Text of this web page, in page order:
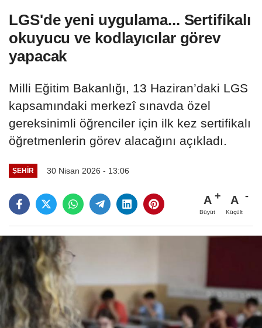
LGS'de yeni uygulama... Sertifikalı
okuyucu ve kodlayıcılar görev
yapacak
Milli Eğitim Bakanlığı, 13 Haziran’daki LGS
kapsamındaki merkezî sınavda özel
gereksinimli öğrenciler için ilk kez sertifikalı
öğretmenlerin görev alacağını açıkladı.
ŞEHIR 30 Nisan 2026 - 13:06
A
Büyüt
A
Küçült